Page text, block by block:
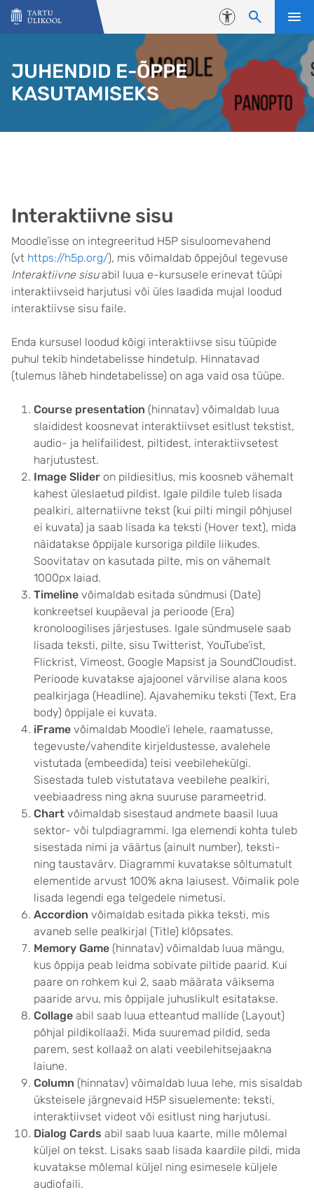
Liigu edasi põhisisu juurde
Juurdepääsetavus
JUHENDID E-ÕPPE
KASUTAMISEKS
Interaktiivne sisu
Moodle’isse on integreeritud H5P sisuloomevahend
(vt https://h5p.org/), mis võimaldab õppejõul tegevuse
Interaktiivne sisuabil luua e-kursusele erinevat tüüpi
interaktiivseid harjutusi või üles laadida mujal loodud
interaktiivse sisu faile.
Enda kursusel loodud kõigi interaktiivse sisu tüüpide
puhul tekib hindetabelisse hindetulp. Hinnatavad
(tulemus läheb hindetabelisse) on aga vaid osa tüüpe.
Course presentation (hinnatav) võimaldab luua
slaididest koosnevat interaktiivset esitlust tekstist,
audio- ja helifailidest, piltidest, interaktiivsetest
harjutustest.
Image Slider on pildiesitlus, mis koosneb vähemalt
kahest üleslaetud pildist. Igale pildile tuleb lisada
pealkiri, alternatiivne tekst (kui pilti mingil põhjusel
ei kuvata) ja saab lisada ka teksti (Hover text), mida
näidatakse õppijale kursoriga pildile liikudes.
Soovitatav on kasutada pilte, mis on vähemalt
1000px laiad.
Timeline võimaldab esitada sündmusi (Date)
konkreetsel kuupäeval ja perioode (Era)
kronoloogilises järjestuses. Igale sündmusele saab
lisada teksti, pilte, sisu Twitterist, YouTube’ist,
Flickrist, Vimeost, Google Mapsist ja SoundCloudist.
Perioode kuvatakse ajajoonel värvilise alana koos
pealkirjaga (Headline). Ajavahemiku teksti (Text, Era
body) õppijale ei kuvata.
iFrame võimaldab Moodle’i lehele, raamatusse,
tegevuste/vahendite kirjeldustesse, avalehele
vistutada (embeedida) teisi veebilehekülgi.
Sisestada tuleb vistutatava veebilehe pealkiri,
veebiaadress ning akna suuruse parameetrid.
Chart võimaldab sisestaud andmete baasil luua
sektor- või tulpdiagrammi. Iga elemendi kohta tuleb
sisestada nimi ja väärtus (ainult number), teksti-
ning taustavärv. Diagrammi kuvatakse sõltumatult
elementide arvust 100% akna laiusest. Võimalik pole
lisada legendi ega telgedele nimetusi.
Accordion võimaldab esitada pikka teksti, mis
avaneb selle pealkirjal (Title) klõpsates.
Memory Game (hinnatav) võimaldab luua mängu,
kus õppija peab leidma sobivate piltide paarid. Kui
paare on rohkem kui 2, saab määrata väiksema
paaride arvu, mis õppijale juhuslikult esitatakse.
Collage abil saab luua etteantud mallide (Layout)
põhjal pildikollaaži. Mida suuremad pildid, seda
parem, sest kollaaž on alati veebilehitsejaakna
laiune.
Column (hinnatav) võimaldab luua lehe, mis sisaldab
üksteisele järgnevaid H5P sisuelemente: teksti,
interaktiivset videot või esitlust ning harjutusi.
Dialog Cards abil saab luua kaarte, mille mõlemal
küljel on tekst. Lisaks saab lisada kaardile pildi, mida
kuvatakse mõlemal küljel ning esimesele küljele
audiofaili.